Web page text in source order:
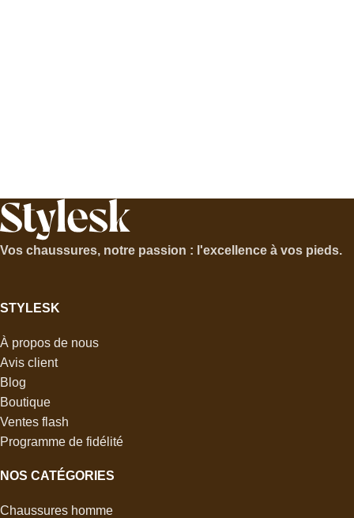
Vos chaussures, notre passion : l'excellence à vos pieds.
STYLESK
À propos de nous
Avis client
Blog
Boutique
Ventes flash
Programme de fidélité
NOS CATÉGORIES
Chaussures homme